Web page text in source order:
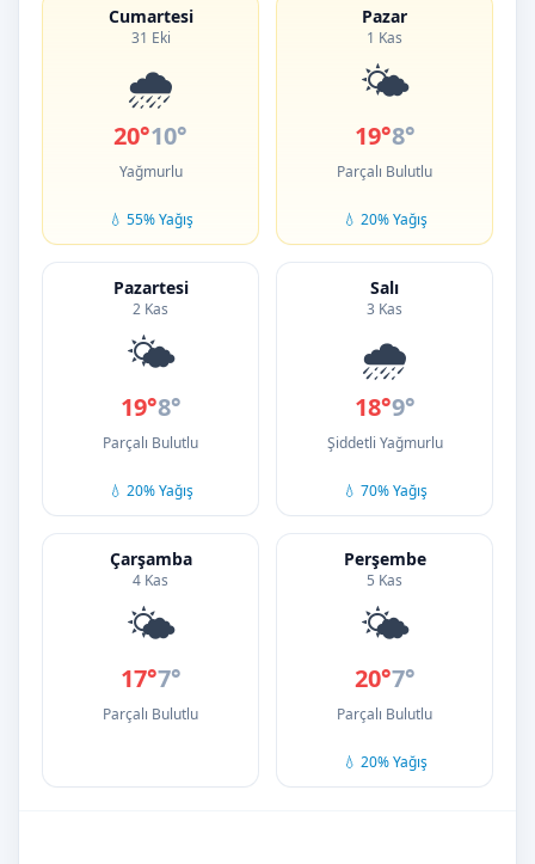
Cumartesi
31 Eki
🌧️
20°10°
Yağmurlu
💧 55% Yağış
Pazar
1 Kas
🌤️
19°8°
Parçalı Bulutlu
💧 20% Yağış
Pazartesi
2 Kas
🌤️
19°8°
Parçalı Bulutlu
💧 20% Yağış
Salı
3 Kas
🌧️
18°9°
Şiddetli Yağmurlu
💧 70% Yağış
Çarşamba
4 Kas
🌤️
17°7°
Parçalı Bulutlu
Perşembe
5 Kas
🌤️
20°7°
Parçalı Bulutlu
💧 20% Yağış